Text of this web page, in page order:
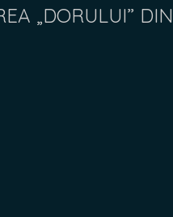
„DORULUI” DIN